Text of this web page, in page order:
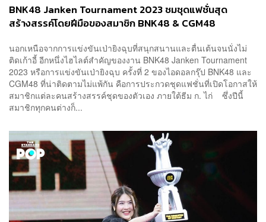
BNK48 Janken Tournament 2023 ชมชุดแฟชั่นสุด
สร้างสรรค์โดยฝีมือของสมาชิก BNK48 & CGM48
นอกเหนือจากการแข่งขันเป่ายิงฉุบที่สนุกสนานและตื่นเต้นจนนั่งไม่
ติดเก้าอี้ อีกหนึ่งไฮไลต์สำคัญของงาน BNK48 Janken Tournament
2023 หรือการแข่งขันเป่ายิงฉุบ ครั้งที่ 2 ของไอดอลกรุ๊ป BNK48 และ
CGM48 ที่น่าติดตามไม่แพ้กัน คือการประกวดชุดแฟชั่นที่เปิดโอกาสให้
สมาชิกแต่ละคนสร้างสรรค์ชุดของตัวเอง ภายใต้ธีม ก. ไก่ ซึ่งปีนี้
สมาชิกทุกคนต่างก็...